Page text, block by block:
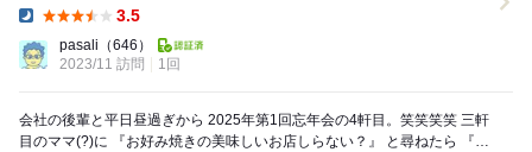
3.5
pasali （646）
2023/11 訪問
1回
会社の後輩と平日昼過ぎから 2025年第1回忘年会の4軒目。笑笑笑笑 三軒
目のママ(?)に 『お好み焼きの美味しいお店しらない？』 と尋ねたら 『常